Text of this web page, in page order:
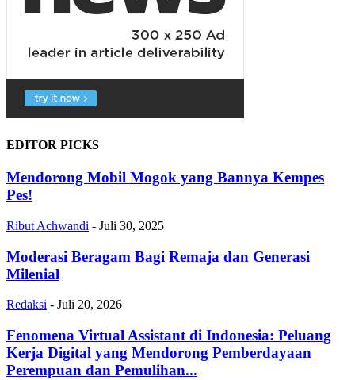
EDITOR PICKS
Mendorong Mobil Mogok yang Bannya Kempes
Pes!
Ribut Achwandi - Juli 30, 2025
Moderasi Beragam Bagi Remaja dan Generasi
Milenial
Redaksi - Juli 20, 2026
Fenomena Virtual Assistant di Indonesia: Peluang
Kerja Digital yang Mendorong Pemberdayaan
Perempuan dan Pemulihan...